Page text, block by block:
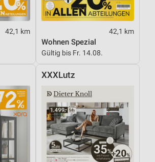
42,1 km 42,1 km
Wohnen Spezial
Gültig bis Fr. 14.08.
XXXLutz